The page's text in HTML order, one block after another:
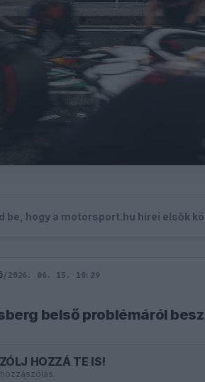
be, hogy a motorsport.hu hírei elsők
/ 2026. 06. 15. 10:29
belső problémáról
HOZZÁ TE IS!